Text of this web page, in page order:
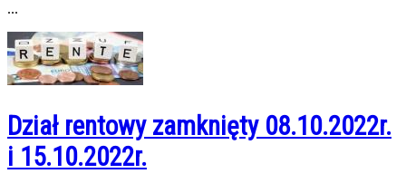
...
Dział rentowy zamknięty 08.10.2022r.
i 15.10.2022r.